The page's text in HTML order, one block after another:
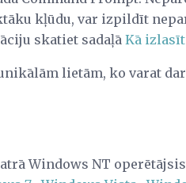
kļūdu, var izpildīt
skatiet sadaļā Kā
lietām, ko varat
Windows NT